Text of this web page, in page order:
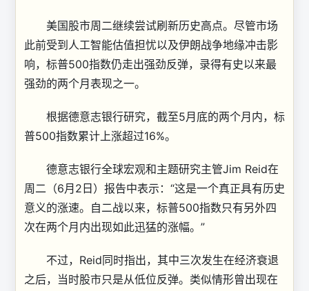
美国股市周二继续尝试刷新历史高点。尽管市场
此前受到人工智能估值担忧以及伊朗战争地缘冲击影
响，标普500指数仍走出强劲反弹，录得有史以来最
强劲的两个月表现之一。
根据德意志银行研究，截至5月底的两个月内，标
普500指数累计上涨超过16%。
德意志银行全球宏观和主题研究主管Jim Reid在
周二（6月2日）报告中表示：“这是一个真正具有历史
意义的涨速。自二战以来，标普500指数只有另外四
次在两个月内出现如此迅猛的涨幅。”
不过，Reid同时指出，其中三次发生在经济衰退
之后，当时股市只是从低位反弹。类似情形曾出现在